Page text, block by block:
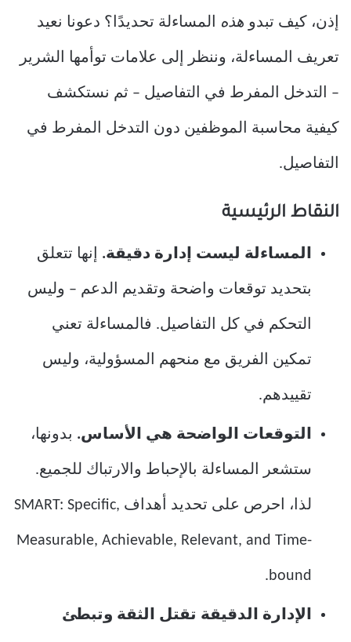
إذن، كيف تبدو هذه المساءلة تحديدًا؟ دعونا نعيد
تعريف المساءلة، وننظر إلى علامات توأمها الشرير
– التدخل المفرط في التفاصيل – ثم نستكشف
كيفية محاسبة الموظفين دون التدخل المفرط في
التفاصيل.
النقاط الرئيسية
المساءلة ليست إدارة دقيقة. إنها تتعلق
بتحديد توقعات واضحة وتقديم الدعم – وليس
التحكم في كل التفاصيل. فالمساءلة تعني
تمكين الفريق مع منحهم المسؤولية، وليس
تقييدهم.
التوقعات الواضحة هي الأساس. بدونها،
ستشعر المساءلة بالإحباط والارتباك للجميع.
لذا، احرص على تحديد أهداف SMART: Specific,
Measurable, Achievable, Relevant, and Time-
bound.
الإدارة الدقيقة تقتل الثقة وتبطئ